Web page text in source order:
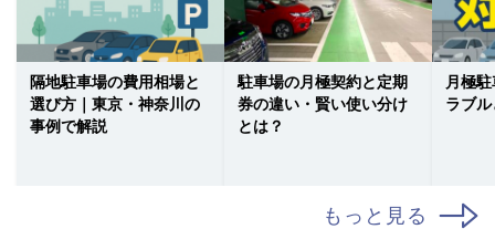
隔地駐車場の費用相場と
選び方｜東京・神奈川の
事例で解説
駐車場の月極契約と定期
券の違い・賢い使い分け
とは？
月極
ラブ
もっと見る